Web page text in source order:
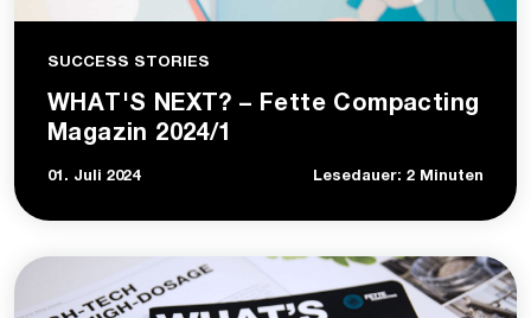
SUCCESS STORIES
WHAT'S NEXT? – Fette Compacting
Magazin 2024/1
01. Juli 2024 Lesedauer: 2 Minuten